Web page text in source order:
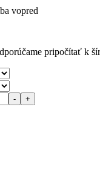
vopred
pripočítať k
-
+